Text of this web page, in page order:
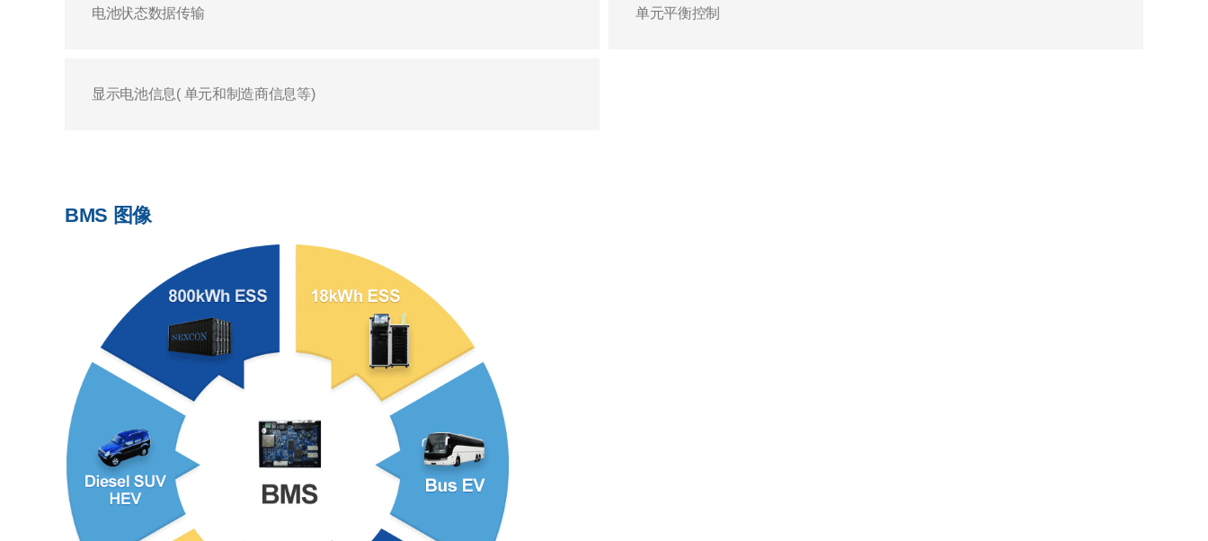
电池状态数据传输 单元平衡控制
显示电池信息( 单元和制造商信息等)
BMS 图像